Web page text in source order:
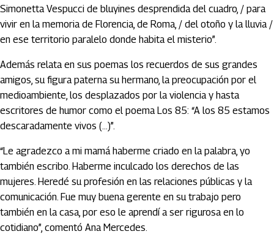
Simonetta Vespucci de bluyines desprendida del cuadro, / para
vivir en la memoria de Florencia, de Roma, / del otoño y la lluvia /
en ese territorio paralelo donde habita el misterio”.
Además relata en sus poemas los recuerdos de sus grandes
amigos, su figura paterna su hermano, la preocupación por el
medioambiente, los desplazados por la violencia y hasta
escritores de humor como el poema Los 85: “A los 85 estamos
descaradamente vivos (…)”.
“Le agradezco a mi mamá haberme criado en la palabra, yo
también escribo. Haberme inculcado los derechos de las
mujeres. Heredé su profesión en las relaciones públicas y la
comunicación. Fue muy buena gerente en su trabajo pero
también en la casa, por eso le aprendí a ser rigurosa en lo
cotidiano”, comentó Ana Mercedes.